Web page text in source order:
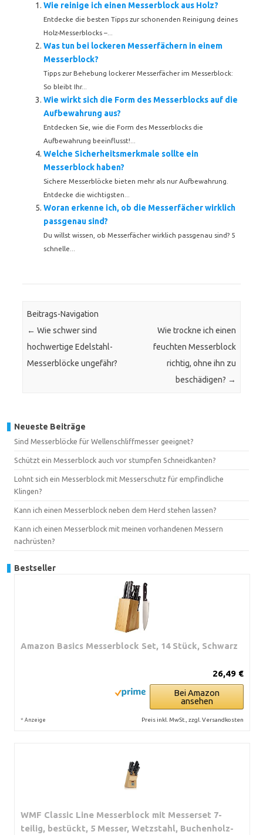
Wie reinige ich einen Messerblock aus Holz?
Entdecke die besten Tipps zur schonenden Reinigung deines
Holz-Messerblocks –...
Was tun bei lockeren Messerfächern in einem
Messerblock?
Tipps zur Behebung lockerer Messerfächer im Messerblock:
So bleibt Ihr...
Wie wirkt sich die Form des Messerblocks auf die
Aufbewahrung aus?
Entdecken Sie, wie die Form des Messerblocks die
Aufbewahrung beeinflusst!...
Welche Sicherheitsmerkmale sollte ein
Messerblock haben?
Sichere Messerblöcke bieten mehr als nur Aufbewahrung.
Entdecke die wichtigsten...
Woran erkenne ich, ob die Messerfächer wirklich
passgenau sind?
Du willst wissen, ob Messerfächer wirklich passgenau sind? 5
schnelle...
Beitrags-Navigation
← Wie schwer sind
hochwertige Edelstahl-
Messerblöcke ungefähr?
Wie trockne ich einen
feuchten Messerblock
richtig, ohne ihn zu
beschädigen? →
Neueste Beiträge
Sind Messerblöcke für Wellenschliffmesser geeignet?
Schützt ein Messerblock auch vor stumpfen Schneidkanten?
Lohnt sich ein Messerblock mit Messerschutz für empfindliche
Klingen?
Kann ich einen Messerblock neben dem Herd stehen lassen?
Kann ich einen Messerblock mit meinen vorhandenen Messern
nachrüsten?
Bestseller
Amazon Basics Messerblock Set, 14 Stück, Schwarz
26,49 €
Bei Amazon
ansehen
* Anzeige Preis inkl. MwSt., zzgl. Versandkosten
WMF Classic Line Messerblock mit Messerset 7-
teilig, bestückt, 5 Messer, Wetzstahl, Buchenholz-